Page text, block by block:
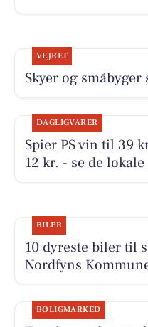
VEJRET
Skyer og
DAGLIGVARER
Spier PS vin til 39
12 kr. - se de
BILER
10 dyreste biler til
Nordfyns
BOLIGMARKED